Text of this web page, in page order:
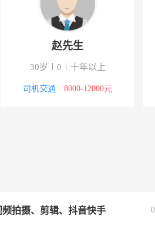
-西昌市就近分配
赵先生
30岁 0 十年以上
司机交通 8000-12000元
拍摄、剪辑、抖音快手